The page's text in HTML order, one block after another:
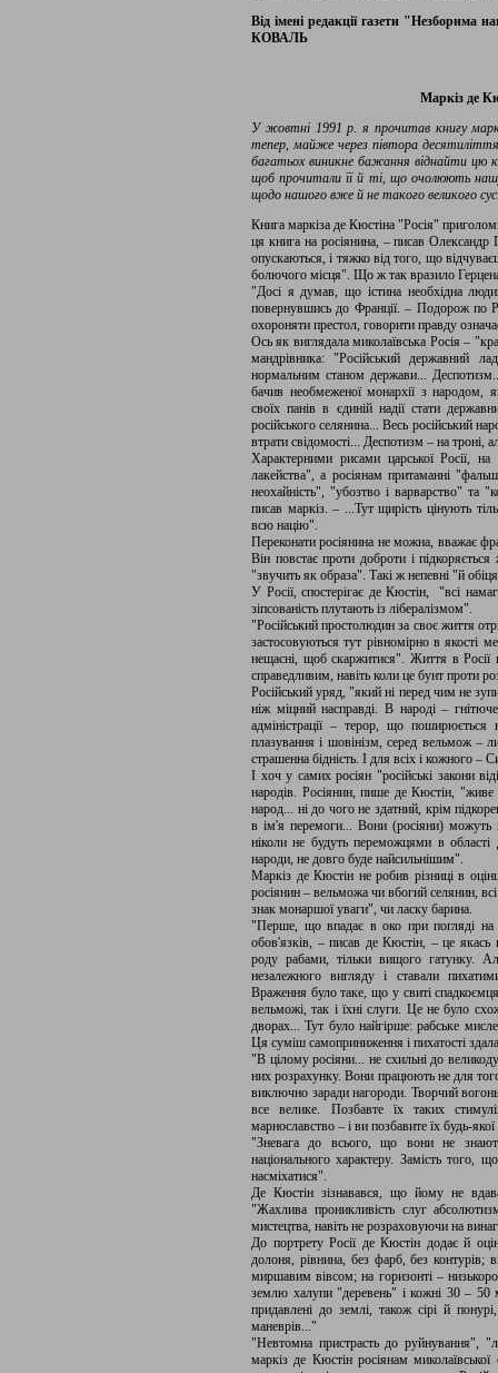
Від імені редакції газети
КОВАЛЬ
Маркіз де
У жовтні 1991 р. я прочитав книгу
тепер, майже через півтора
багатьох виникне бажання віднайти цю
щоб прочитали її й ті, що очолюють
щодо нашого вже й не такого великого
Книга маркіза де Кюстіна "Росія"
ця книга на росіянина, – писав Олександр
опускаються, і тяжко від того, що
болючого місця". Що ж так вразило
"Досі я думав, що істина необхідна
повернувшись до Франції. – Подорож по
охороняти престол, говорити правду
Ось як виглядала миколаївська Росія –
мандрівника: "Російський державний
нормальним станом держави...
бачив необмеженої монархії з народом,
своїх панів в єдиній надії стати
російського селянина... Весь російський
втрати свідомості... Деспотизм – на троні,
Характерними рисами царської Росії,
лакейства", а росіянам притаманні
неохайність", "убозтво і варварство" та
писав маркіз. – ...Тут щирість цінують
всю націю".
Переконати росіянина не можна, вважає
Він повстає проти доброти і
"звучить як образа". Такі ж непевні "й
У Росії, спостерігає де Кюстін, "всі
зіпсованість плутають із лібералізмом".
"Російський простолюдин за своє життя
застосовуються тут рівномірно в якості
нещасні, щоб скаржитися". Життя в Росії
справедливим, навіть коли це бунт проти
Російський уряд, "який ні перед чим не
ніж міцний насправді. В народі –
адміністрації – терор, що
плазування і шовінізм, серед вельмож –
страшенна бідність. І для всіх і кожного –
І хоч у самих росіян "російські закони
народів. Росіянин, пише де Кюстін, "живе
народ... ні до чого не здатний, крім
в ім'я перемоги... Вони (росіяни) можуть
ніколи не будуть переможцями в
народи, не довго буде найсильнішим".
Маркіз де Кюстін не робив різниці в
росіянин – вельможа чи вбогий селянин,
знак монаршої уваги", чи ласку барина.
"Перше, що впадає в око при погляді на
обов'язків, – писав де Кюстін, – це якась
роду рабами, тільки вищого гатунку.
незалежного вигляду і ставали
Враження було таке, що у свиті
вельможі, так і їхні слуги. Це не було
дворах... Тут було найгірше: рабське
Ця суміш самоприниження і пихатості
"В цілому росіяни... не схильні до
них розрахунку. Вони працюють не для
виключно заради нагороди. Творчий
все велике. Позбавте їх таких
марнославство – і ви позбавите їх будь-
"Зневага до всього, що вони не
національного характеру. Замість того,
насміхатися".
Де Кюстін зізнавався, що йому не
"Жахлива проникливість слуг
мистецтва, навіть не розраховуючи на
До портрету Росії де Кюстін додає й
долоня, рівнина, без фарб, без
миршавим вівсом; на горизонті –
землю халупи "деревень" і кожні 30 – 50
придавлені до землі, також сірі й
маневрів..."
"Невтомна пристрасть до руйнування",
маркіз де Кюстін росіянам